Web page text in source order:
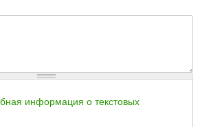
информация о текстовых